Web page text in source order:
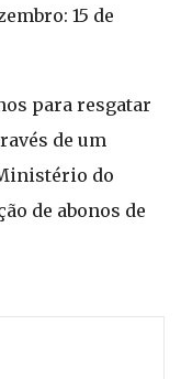
15 de
para resgatar
de um
do
de abonos de